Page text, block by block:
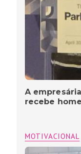
A
recebe
MOTIVACIONAL